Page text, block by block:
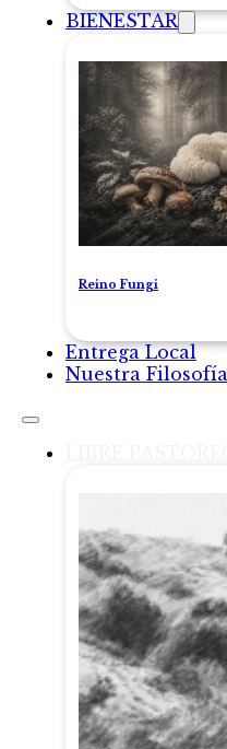
BIENESTAR
Reino Fungi
Entrega Local
Nuestra Filosofía